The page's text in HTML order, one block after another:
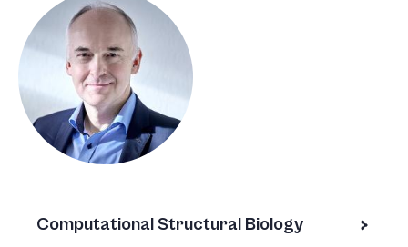
Computational Structural Biology